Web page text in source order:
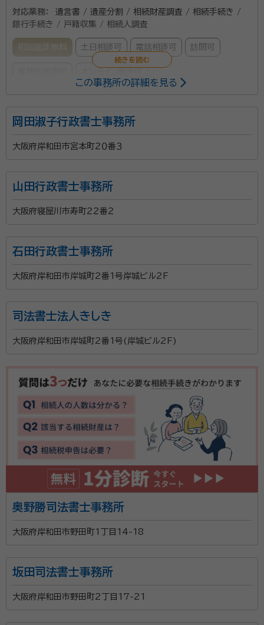
対応業務：
遺言書 / 遺産分割 / 相続財産調査 / 相続手続き /
銀行手続き / 戸籍収集 / 相続人調査
初回面談無料 土日相談可 電話相談可 訪問可
工藤 耕平
行政書士（登録番号 第17260713号）
士会泉州支部交通事故研究会座長
account_circle 満足度 4.0 ご利用時期：2023/6
手続きなどを代行し、円滑な相続ができるようにきめ細
きる権利を守るために、可能な限りの情報とサービスを
ポートしています。 代表の工藤耕平先生は宮崎県延岡市
行政書士会に所属されました。相談者との出会いを何よ
す。
所属団体：大阪府行政書士会
この事務所の詳細を見る
岡田淑子行政書士事務所
大阪府岸和田市宮本町２０番３
山田行政書士事務所
大阪府寝屋川市寿町２２番２
石田行政書士事務所
大阪府岸和田市岸城町2番1号岸城ビル2F
司法書士法人きしき
大阪府岸和田市岸城町2番1号(岸城ビル2F)
奥野勝司法書士事務所
大阪府岸和田市野田町1丁目14-18
坂田司法書士事務所
大阪府岸和田市野田町2丁目17-21